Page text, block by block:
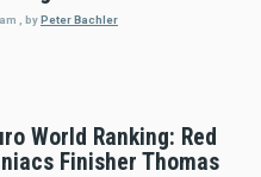
byPeter Bachler
World Ranking: Red
Finisher Thomas